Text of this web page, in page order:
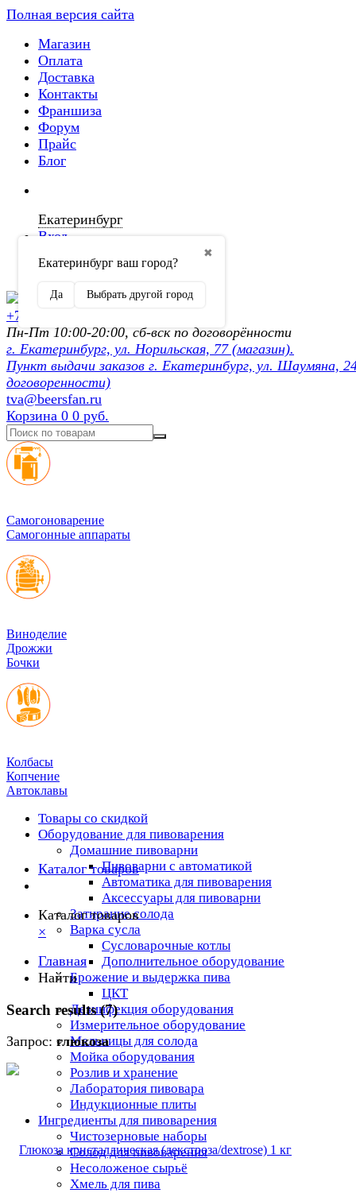
Полная версия сайта
Магазин
Оплата
Доставка
Контакты
Франшиза
Форум
Прайс
Блог
Екатеринбург
✖
Екатеринбург ваш город?
Да Выбрать другой город
Вход
Регистрация
+7 (902) 872-54-70
Пн-Пт 10:00-20:00, сб-вск по договорённости
г. Екатеринбург, ул. Норильская, 77 (магазин).
Пункт выдачи заказов г. Екатеринбург, ул. Шаумяна,
договоренности)
tva@beersfan.ru
Корзина 0 0 руб.
Cамогоноварение
Самогонные аппараты
Виноделие
Дрожжи
Бочки
Колбасы
Копчение
Автоклавы
Товары со скидкой
Оборудование для пивоварения
Домашние пивоварни
Пивоварни с автоматикой
Автоматика для пивоварения
Аксессуары для пивоварни
Затирание солода
Варка сусла
Cусловарочные котлы
Дополнительное оборудование
Брожение и выдержка пива
ЦКТ
Дезинфекция оборудования
Измерительное оборудование
Мельницы для солода
Мойка оборудования
Розлив и хранение
Лаборатория пивовара
Индукционные плиты
Ингредиенты для пивоварения
Чистозерновые наборы
Солод для пивоварения
Несоложеное сырьё
Хмель для пива
Каталог товаров
Каталог товаров
×
Главная
Найти
Search results (7)
Запрос: глюкоза